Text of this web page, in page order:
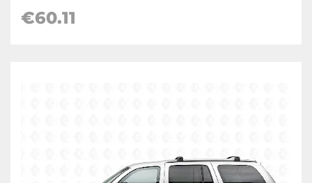
€60.11